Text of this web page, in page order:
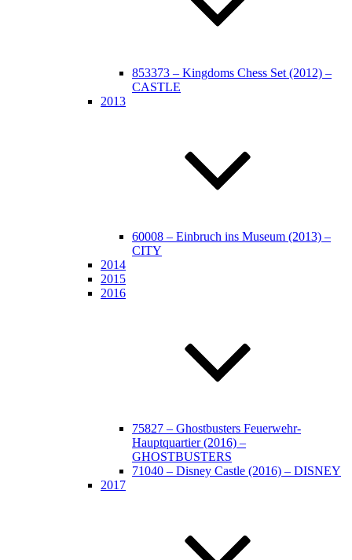
853373 – Kingdoms Chess Set (2012) –
CASTLE
2013
60008 – Einbruch ins Museum (2013) –
CITY
2014
2015
2016
75827 – Ghostbusters Feuerwehr-
Hauptquartier (2016) –
GHOSTBUSTERS
71040 – Disney Castle (2016) – DISNEY
2017